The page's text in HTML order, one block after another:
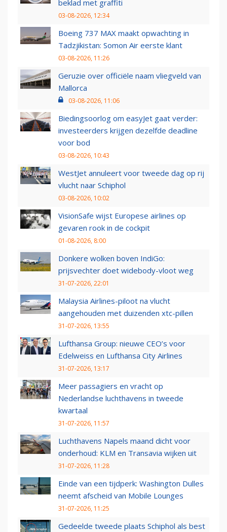
beklad met graffiti
03-08-2026, 12:34
Boeing 737 MAX maakt opwachting in
Tadzjikistan: Somon Air eerste klant
03-08-2026, 11:26
Geruzie over officiële naam vliegveld van
Mallorca
03-08-2026, 11:06
Biedingsoorlog om easyJet gaat verder:
investeerders krijgen dezelfde deadline
voor bod
03-08-2026, 10:43
WestJet annuleert voor tweede dag op rij
vlucht naar Schiphol
03-08-2026, 10:02
VisionSafe wijst Europese airlines op
gevaren rook in de cockpit
01-08-2026, 8:00
Donkere wolken boven IndiGo:
prijsvechter doet widebody-vloot weg
31-07-2026, 22:01
Malaysia Airlines-piloot na vlucht
aangehouden met duizenden xtc-pillen
31-07-2026, 13:55
Lufthansa Group: nieuwe CEO’s voor
Edelweiss en Lufthansa City Airlines
31-07-2026, 13:17
Meer passagiers en vracht op
Nederlandse luchthavens in tweede
kwartaal
31-07-2026, 11:57
Luchthavens Napels maand dicht voor
onderhoud: KLM en Transavia wijken uit
31-07-2026, 11:28
Einde van een tijdperk: Washington Dulles
neemt afscheid van Mobile Lounges
31-07-2026, 11:25
Gedeelde tweede plaats Schiphol als best